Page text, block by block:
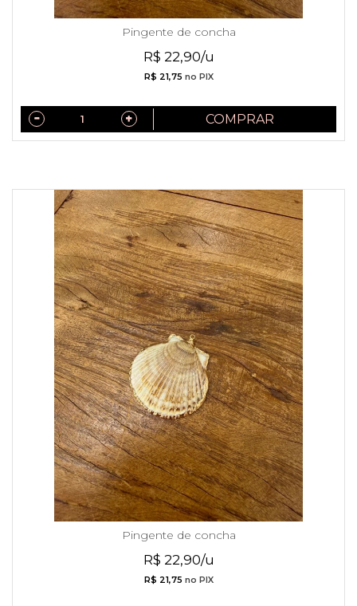
Pingente de concha
R$ 22,90/u
R$ 21,75 no PIX
COMPRAR
Pingente de concha
R$ 22,90/u
R$ 21,75 no PIX